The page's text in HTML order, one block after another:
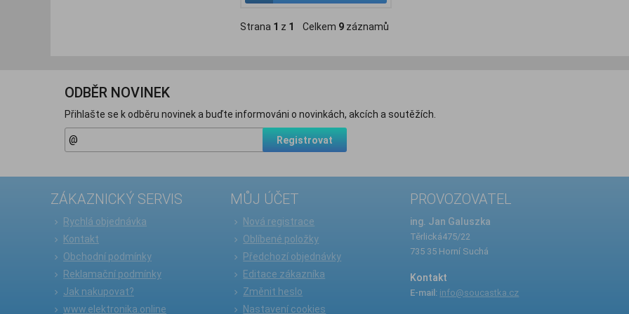
Strana 1 z 1 Celkem 9 záznamů
ODBĚR NOVINEK
Přihlašte se k odběru novinek a buďte informováni o novinkách, akcích a soutěžích.
Registrovat
ZÁKAZNICKÝ SERVIS
Rychlá objednávka
Kontakt
Obchodní podmínky
Reklamační podmínky
Jak nakupovat?
www.elektronika.online
MŮJ ÚČET
Nová registrace
Oblíbené položky
Předchozí objednávky
Editace zákazníka
Změnit heslo
Nastavení cookies
PROVOZOVATEL
ing. Jan Galuszka
Těrlická475/22
735 35 Horní Suchá
Kontakt
E-mail: info@soucastka.cz